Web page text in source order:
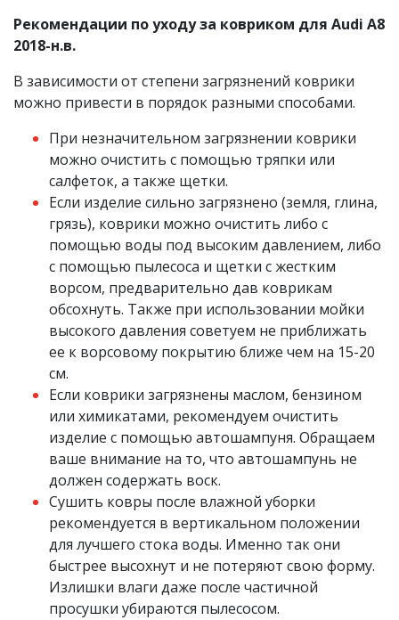
Рекомендации по уходу за ковриком для Audi A8
2018-н.в.
В зависимости от степени загрязнений коврики
можно привести в порядок разными способами.
При незначительном загрязнении коврики
можно очистить с помощью тряпки или
салфеток, а также щетки.
Если изделие сильно загрязнено (земля, глина,
грязь), коврики можно очистить либо с
помощью воды под высоким давлением, либо
с помощью пылесоса и щетки с жестким
ворсом, предварительно дав коврикам
обсохнуть. Также при использовании мойки
высокого давления советуем не приближать
ее к ворсовому покрытию ближе чем на 15-20
см.
Если коврики загрязнены маслом, бензином
или химикатами, рекомендуем очистить
изделие с помощью автошампуня. Обращаем
ваше внимание на то, что автошампунь не
должен содержать воск.
Сушить ковры после влажной уборки
рекомендуется в вертикальном положении
для лучшего стока воды. Именно так они
быстрее высохнут и не потеряют свою форму.
Излишки влаги даже после частичной
просушки убираются пылесосом.